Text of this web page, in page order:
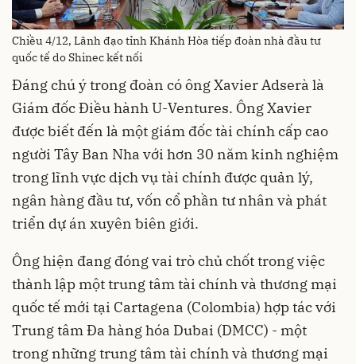
Chiều 4/12, Lãnh đạo tỉnh Khánh Hòa tiếp đoàn nhà đầu tư
quốc tế do Shinec kết nối
Đáng chú ý trong đoàn có ông Xavier Adserà là
Giám đốc Điều hành U-Ventures. Ông Xavier
được biết đến là một giám đốc tài chính cấp cao
người Tây Ban Nha với hơn 30 năm kinh nghiệm
trong lĩnh vực dịch vụ tài chính được quản lý,
ngân hàng đầu tư, vốn cổ phần tư nhân và phát
triển dự án xuyên biên giới.
Ông hiện đang đóng vai trò chủ chốt trong việc
thành lập một trung tâm tài chính và thương mại
quốc tế mới tại Cartagena (Colombia) hợp tác với
Trung tâm Đa hàng hóa Dubai (DMCC) - một
trong những trung tâm tài chính và thương mại